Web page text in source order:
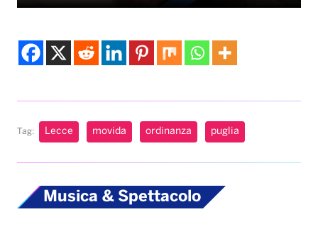
Tag: Lecce movida ordinanza puglia
Musica & Spettacolo